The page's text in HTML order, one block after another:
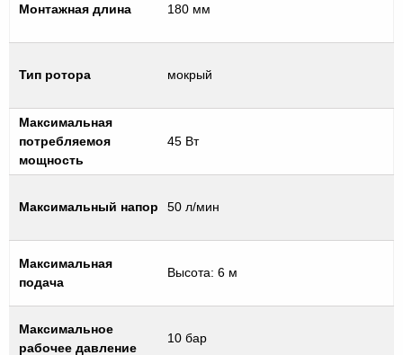
Монтажная длина 180 мм
Тип ротора мокрый
Максимальная
потребляемоя
мощность
45 Вт
Максимальный напор 50 л/мин
Максимальная
подача
Высота: 6 м
Максимальное
рабочее давление
10 бар